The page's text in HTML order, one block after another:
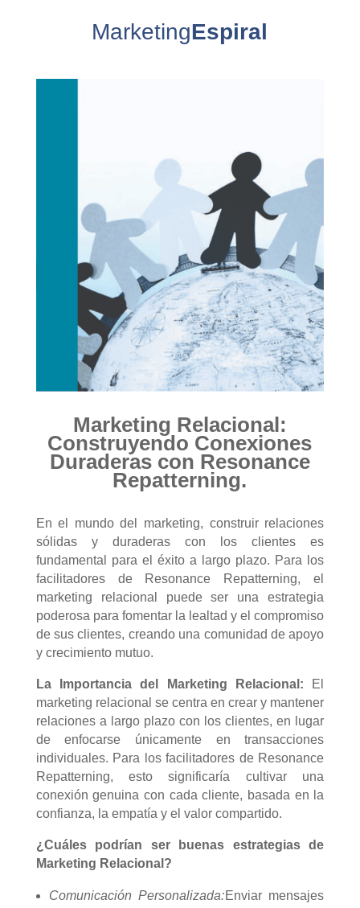
MarketingEspiral
Marketing Relacional:
Construyendo Conexiones
Duraderas con Resonance
Repatterning.
En el mundo del marketing, construir relaciones
sólidas y duraderas con los clientes es
fundamental para el éxito a largo plazo. Para los
facilitadores de Resonance Repatterning, el
marketing relacional puede ser una estrategia
poderosa para fomentar la lealtad y el compromiso
de sus clientes, creando una comunidad de apoyo
y crecimiento mutuo.
La Importancia del Marketing Relacional: El
marketing relacional se centra en crear y mantener
relaciones a largo plazo con los clientes, en lugar
de enfocarse únicamente en transacciones
individuales. Para los facilitadores de Resonance
Repatterning, esto significaría cultivar una
conexión genuina con cada cliente, basada en la
confianza, la empatía y el valor compartido.
¿Cuáles podrían ser buenas estrategias de
Marketing Relacional?
Comunicación Personalizada:Enviar mensajes